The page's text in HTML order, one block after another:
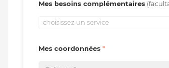
Mes besoins complémentaires
choisissez un service
Mes coordonnées